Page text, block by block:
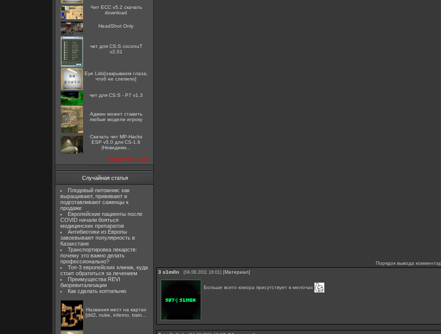
Чит ECC v5.2 скачать
download
HeadShot Only
чит для CS:S coconuT
v2.01
Eye Lids[закрываем глаза,
чтоб не слепило]
чит для CS:S - P7 v1.3
Админ может ставить
любые модели игроку
Скачать чит MP-Hacks
ESP v5.0 для CS-1.6
(Невидимк...
посмотреть все
Случайная статья
Плодовый питомник: как
выращивают, прививают и
подготавливают саженцы к
продаже
Европейские пациенты после
COVID начали бояться
медицинских препаратов
Антибиотики из Европы
завоевывают популярность в
Казахстане
Транспортировка лекарств:
почему это важно делать
профессионально?
Топ-3 европейских клиник, куда
стоит обратиться за лечением
Преимущества REVI
биоревитализации
Как сделать коптильню
Названия мест на картах
[dd2, nuke, inferno, train...
Порядок вывода
3 s1m0n (04.08.2011 16:01) [Материал]
Больше всего юмора присутствует в мелочах